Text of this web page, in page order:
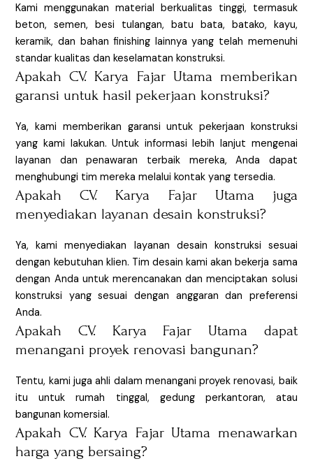
Kami menggunakan material berkualitas tinggi, termasuk
beton, semen, besi tulangan, batu bata, batako, kayu,
keramik, dan bahan finishing lainnya yang telah memenuhi
standar kualitas dan keselamatan konstruksi.
Apakah CV. Karya Fajar Utama memberikan
garansi untuk hasil pekerjaan konstruksi?
Ya, kami memberikan garansi untuk pekerjaan konstruksi
yang kami lakukan. Untuk informasi lebih lanjut mengenai
layanan dan penawaran terbaik mereka, Anda dapat
menghubungi tim mereka melalui kontak yang tersedia.
Apakah CV. Karya Fajar Utama juga
menyediakan layanan desain konstruksi?
Ya, kami menyediakan layanan desain konstruksi sesuai
dengan kebutuhan klien. Tim desain kami akan bekerja sama
dengan Anda untuk merencanakan dan menciptakan solusi
konstruksi yang sesuai dengan anggaran dan preferensi
Anda.
Apakah CV. Karya Fajar Utama dapat
menangani proyek renovasi bangunan?
Tentu, kami juga ahli dalam menangani proyek renovasi, baik
itu untuk rumah tinggal, gedung perkantoran, atau
bangunan komersial.
Apakah CV. Karya Fajar Utama menawarkan
harga yang bersaing?